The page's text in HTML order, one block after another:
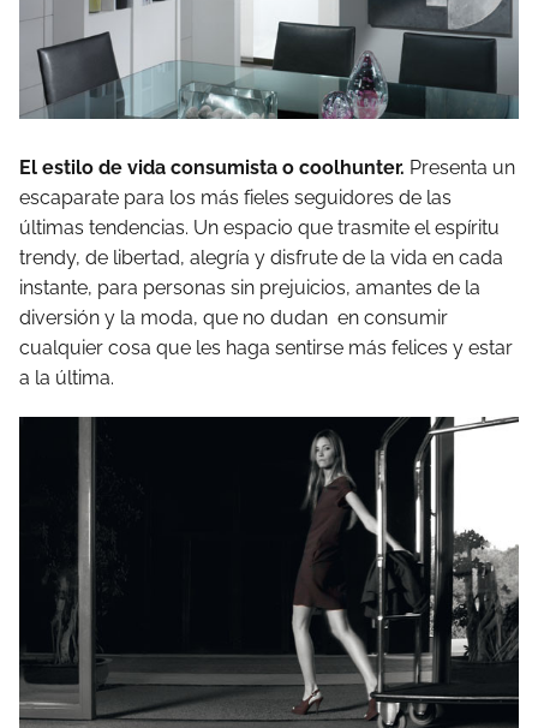
El estilo de vida consumista o coolhunter. Presenta un
escaparate para los más fieles seguidores de las
últimas tendencias. Un espacio que trasmite el espíritu
trendy, de libertad, alegría y disfrute de la vida en cada
instante, para personas sin prejuicios, amantes de la
diversión y la moda, que no dudan en consumir
cualquier cosa que les haga sentirse más felices y estar
a la última.